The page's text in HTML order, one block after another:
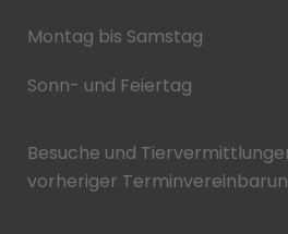
Montag bis Samstag
Sonn- und Feiertag
Besuche und
vorheriger